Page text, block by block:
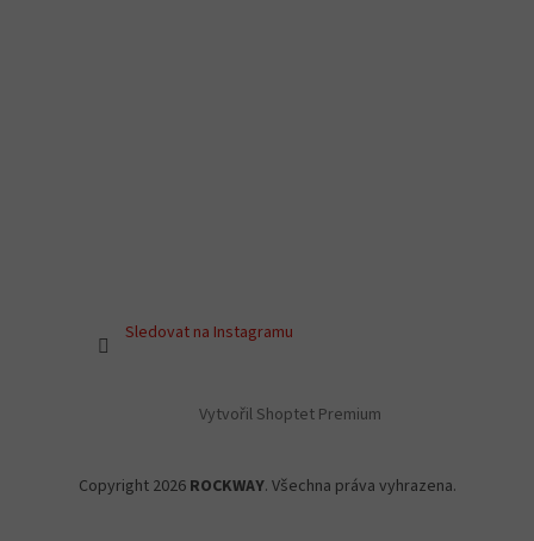
Sledovat na Instagramu
Vytvořil Shoptet Premium
Copyright 2026 ROCKWAY. Všechna práva vyhrazena.